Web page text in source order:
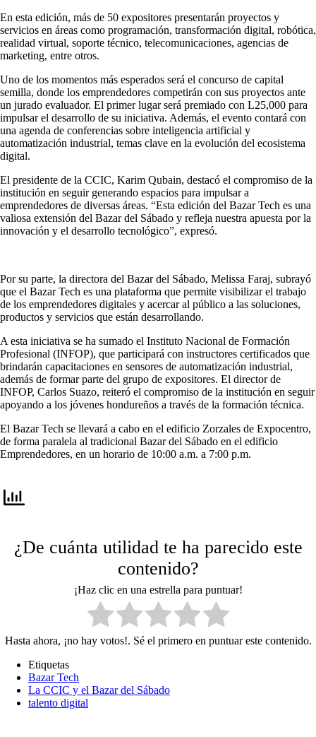
En esta edición, más de 50 expositores presentarán proyectos y
servicios en áreas como programación, transformación digital, robótica,
realidad virtual, soporte técnico, telecomunicaciones, agencias de
marketing, entre otros.
Uno de los momentos más esperados será el concurso de capital
semilla, donde los emprendedores competirán con sus proyectos ante
un jurado evaluador. El primer lugar será premiado con L25,000 para
impulsar el desarrollo de su iniciativa. Además, el evento contará con
una agenda de conferencias sobre inteligencia artificial y
automatización industrial, temas clave en la evolución del ecosistema
digital.
El presidente de la CCIC, Karim Qubain, destacó el compromiso de la
institución en seguir generando espacios para impulsar a
emprendedores de diversas áreas. “Esta edición del Bazar Tech es una
valiosa extensión del Bazar del Sábado y refleja nuestra apuesta por la
innovación y el desarrollo tecnológico”, expresó.
Por su parte, la directora del Bazar del Sábado, Melissa Faraj, subrayó
que el Bazar Tech es una plataforma que permite visibilizar el trabajo
de los emprendedores digitales y acercar al público a las soluciones,
productos y servicios que están desarrollando.
A esta iniciativa se ha sumado el Instituto Nacional de Formación
Profesional (INFOP), que participará con instructores certificados que
brindarán capacitaciones en sensores de automatización industrial,
además de formar parte del grupo de expositores. El director de
INFOP, Carlos Suazo, reiteró el compromiso de la institución en seguir
apoyando a los jóvenes hondureños a través de la formación técnica.
El Bazar Tech se llevará a cabo en el edificio Zorzales de Expocentro,
de forma paralela al tradicional Bazar del Sábado en el edificio
Emprendedores, en un horario de 10:00 a.m. a 7:00 p.m.
¿De cuánta utilidad te ha parecido este
contenido?
¡Haz clic en una estrella para puntuar!
Hasta ahora, ¡no hay votos!. Sé el primero en puntuar este contenido.
Etiquetas
Bazar Tech
La CCIC y el Bazar del Sábado
talento digital